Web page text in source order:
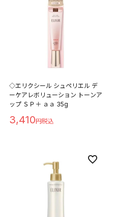
◇エリクシール シュペリエル デ
ーケアレボリューション トーンア
ップ ＳＰ＋ ａａ 35g
3,410